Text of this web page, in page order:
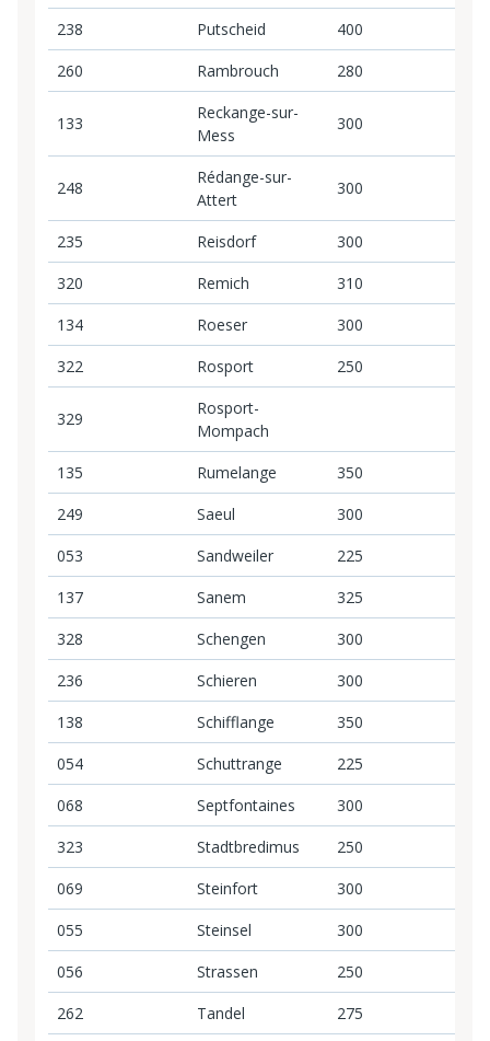
238
Putscheid 400
260
Rambrouch 280
133
Reckange-sur-
Mess
300
248
Rédange-sur-
Attert
300
235 Reisdorf 300
320
Remich 310
134
Roeser 300
322
Rosport 250
329
Rosport-
Mompach
135
Rumelange 350
249
Saeul 300
053
Sandweiler 225
137
Sanem 325
328
Schengen 300
236
Schieren 300
138
Schifflange 350
054
Schuttrange 225
068
Septfontaines 300
323
Stadtbredimus 250
069
Steinfort 300
055
Steinsel 300
056
Strassen 250
262
Tandel 275